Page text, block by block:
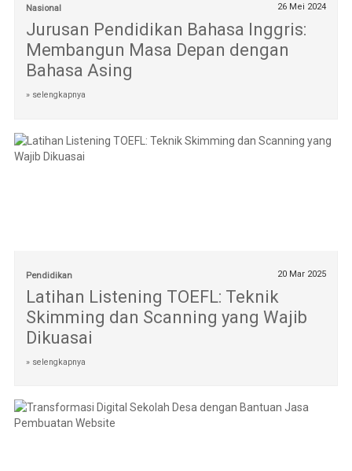
Nasional 26 Mei 2024
Jurusan Pendidikan Bahasa Inggris:
Membangun Masa Depan dengan
Bahasa Asing
» selengkapnya
Pendidikan 20 Mar 2025
Latihan Listening TOEFL: Teknik
Skimming dan Scanning yang Wajib
Dikuasai
» selengkapnya